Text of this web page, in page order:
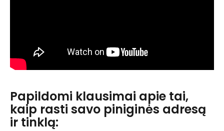
Papildomi klausimai apie tai,
kaip rasti savo piniginės adresą
ir tinklą: